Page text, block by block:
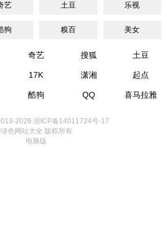
艺 土豆 乐视
狗 糗百 美女
奇艺 搜狐 土豆
17K 潇湘 起点
酷狗 QQ 喜马拉雅
2026 浙ICP备14011724号-17
绿色网站大全 版权所有
电脑版